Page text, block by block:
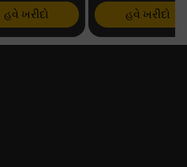
હવે ખરીદો હવે ખરીદો